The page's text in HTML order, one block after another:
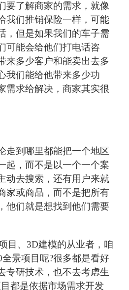
要了解商家的需求，就像
我们推销保险一样，可能
，但是如果我们的车子需
可能会给他们打电话咨
来多少客户和能卖出去多
我们能给他带来多少功
需求给解决，商家其实很
走到哪里都能把一个地区
起，而不是以一个一个案
动去搜索，还有用户来就
家或商品，而不是把所有
他们就是想找到他们需要
目、3D建模的从业者，咱
景项目呢?很多都是看好
专研技术，也不去考虑生
都是依据市场需求开发